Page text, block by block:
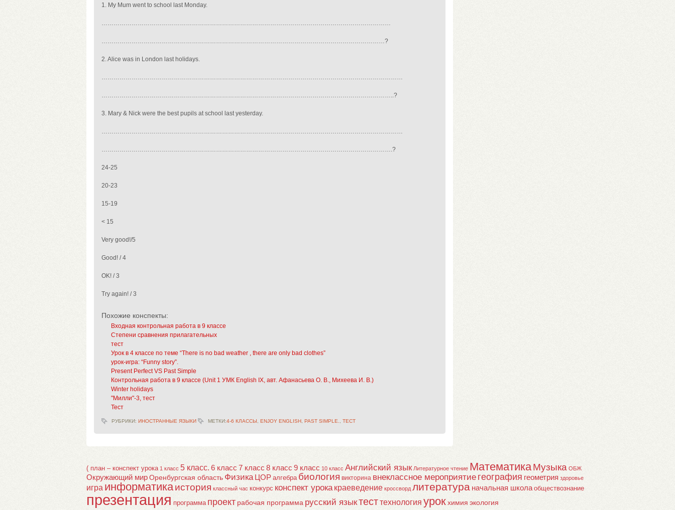
1. My Mum went to school last Monday.
………………………………………………………………………………………………………………………………
……………………………………………………………………………………………………………………………?
2. Alice was in London last holidays.
……………………………………………………………………………………………………………………………………
………………………………………………………………………………………………………………………………..?
3. Mary & Nick were the best pupils at school last yesterday.
……………………………………………………………………………………………………………………………………
……………………………………………………………………………………………………………………………….?
24-25
20-23
15-19
< 15
Very good!/5
Good! / 4
OK! / 3
Try again! / 3
Похожие конспекты:
Входная контрольная работа в 9 классе
Степени сравнения прилагательных
тест
Урок в 4 классе по теме “There is no bad weather , there are only bad clothes”
урок-игра: “Funny story”.
Present Perfect VS Past Simple
Контрольная работа в 9 классе (Unit 1 УМК English IX, авт. Афанасьева О. В., Михеева И. В.)
Winter holidays
"Милли"-3, тест
Тест
РУБРИКИ: ИНОСТРАННЫЕ ЯЗЫКИ МЕТКИ:4-6 КЛАССЫ ENJOY ENGLISH PAST SIMPLE. ТЕСТ
( план – конспект урока 1 класс 5 класс. 6 класс 7 класс 8 класс 9 класс 10 класс Английский язык Литературное чтение МатематикаМузыка ОБЖ
Окружающий мирОренбургская область Физика ЦОР алгебра биология викторина внеклассное мероприятие география геометрия здоровье
игра информатикаистория классный час конкурс конспект урока краеведение кроссворд литература начальная школа обществознание
презентация программа проект рабочая программа русский языктесттехнология урок химия экология